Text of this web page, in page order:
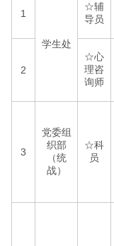
1
学生处
☆辅
导员
2
☆心
理咨
询师
3
党委组
织部
（统
战）
☆科
员